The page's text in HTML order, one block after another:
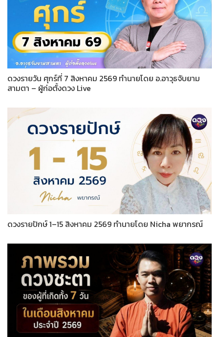
ดวงรายวัน ศุกร์ที่ 7 สิงหาคม 2569 ทำนายโดย อ.อาวุธจับยาม
สามตา – ผู้ก่อตั้งดวง Live
ดวงรายปักษ์ 1–15 สิงหาคม 2569 ทำนายโดย Nicha พยากรณ์